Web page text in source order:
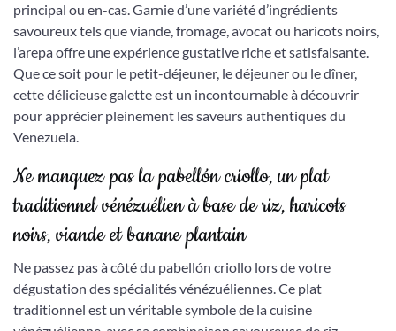
principal ou en-cas. Garnie d’une variété d’ingrédients
savoureux tels que viande, fromage, avocat ou haricots noirs,
l’arepa offre une expérience gustative riche et satisfaisante.
Que ce soit pour le petit-déjeuner, le déjeuner ou le dîner,
cette délicieuse galette est un incontournable à découvrir
pour apprécier pleinement les saveurs authentiques du
Venezuela.
Ne manquez pas la pabellón criollo, un plat
traditionnel vénézuélien à base de riz, haricots
noirs, viande et banane plantain
Ne passez pas à côté du pabellón criollo lors de votre
dégustation des spécialités vénézuéliennes. Ce plat
traditionnel est un véritable symbole de la cuisine